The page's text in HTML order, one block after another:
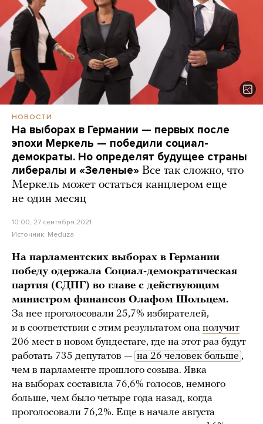
НОВОСТИ
На выборах в Германии — первых после
эпохи Меркель — победили социал-
демократы. Но определят будущее страны
либералы и «Зеленые» Все так сложно, что
Меркель может остаться канцлером еще
не один месяц
10:00, 27 сентября 2021
Источник: Meduza
На парламентских выборах в Германии
победу одержала Социал-демократическая
партия (СДПГ) во главе с действующим
министром финансов Олафом Шольцем.
За нее проголосовали 25,7% избирателей,
и в соответствии с этим результатом она получит
206 мест в новом бундестаге, где на этот раз будут
работать 735 депутатов — на 26 человек больше ,
чем в парламенте прошлого созыва. Явка
на выборах составила 76,6% голосов, немного
больше, чем было четыре года назад, когда
проголосовали 76,2%. Еще в начале августа